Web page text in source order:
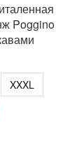
Poggino
XXXL